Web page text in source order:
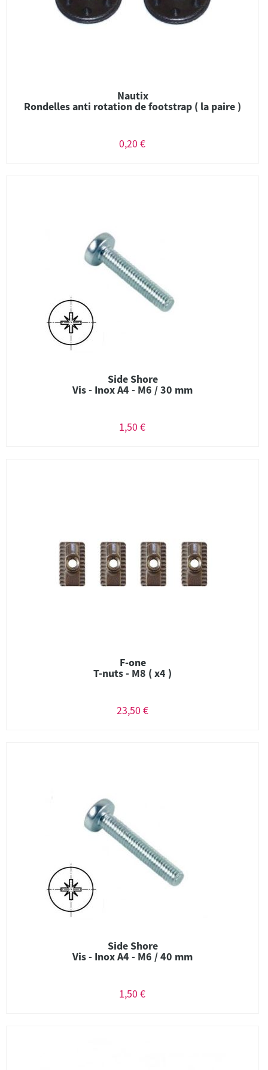
Nautix
Rondelles anti rotation de footstrap ( la paire )
0,20 €
Side Shore
Vis - Inox A4 - M6 / 30 mm
1,50 €
F-one
T-nuts - M8 ( x4 )
23,50 €
Side Shore
Vis - Inox A4 - M6 / 40 mm
1,50 €